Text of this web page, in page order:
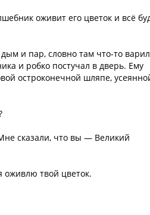
оживит его цветок и всё
и пар, словно там что-то
и робко постучал в дверь. Ему
остроконечной шляпе,
сказали, что вы — Великий
твой цветок.